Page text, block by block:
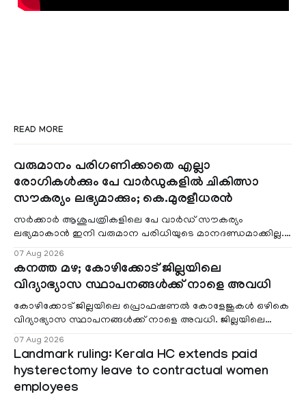
READ MORE
വരുമാനം പരിഗണിക്കാതെ എല്ലാ
രോഗികൾക്കും പേ വാർഡുകളിൽ ചികിത്സാ
സൗകര്യം ലഭ്യമാക്കും; കെ.മുരളീധരൻ
സർക്കാർ ആശുപത്രികളിലെ പേ വാർഡ് സൗകര്യം
ലഭ്യമാകാൻ ഇനി വരുമാന പരിധിയുടെ മാനദണ്ഡമാക്കില്ല.
07 Aug 2026
കനത്ത മഴ; കോഴിക്കോട് ജില്ലയിലെ
വിദ്യാഭ്യാസ സ്ഥാപനങ്ങൾക്ക് നാളെ അവധി
കോഴിക്കോട് ജില്ലയിലെ പ്രൊഫഷണൽ കോളേജുകൾ ഒഴികെ
വിദ്യാഭ്യാസ സ്ഥാപനങ്ങൾക്ക് നാളെ അവധി. ജില്ലയിലെ
07 Aug 2026
Landmark ruling: Kerala HC extends paid
hysterectomy leave to contractual women
employees